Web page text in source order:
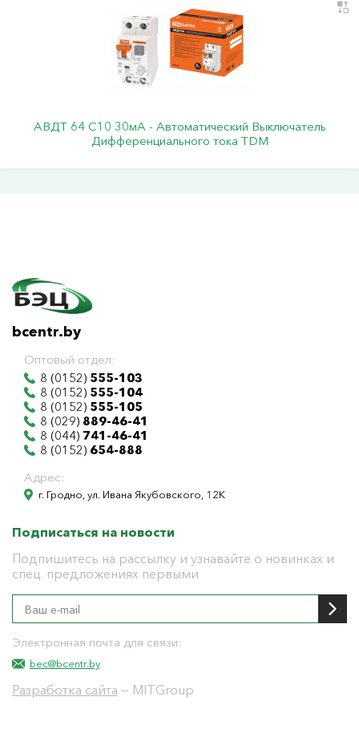
АВДТ 64 С10 30мА - Автоматический Выключатель
Дифференциального тока TDM
bcentr.by
Оптовый отдел:
8 (0152) 555-103
8 (0152) 555-104
8 (0152) 555-105
8 (029) 889-46-41
8 (044) 741-46-41
8 (0152) 654-888
Адрес:
г. Гродно, ул. Ивана Якубовского, 12К
Подписаться на новости
Подпишитесь на рассылку и узнавайте о новинках и
спец. предложениях первыми
Электронная почта для связи:
bec@bcentr.by
Разработка сайта — MITGroup